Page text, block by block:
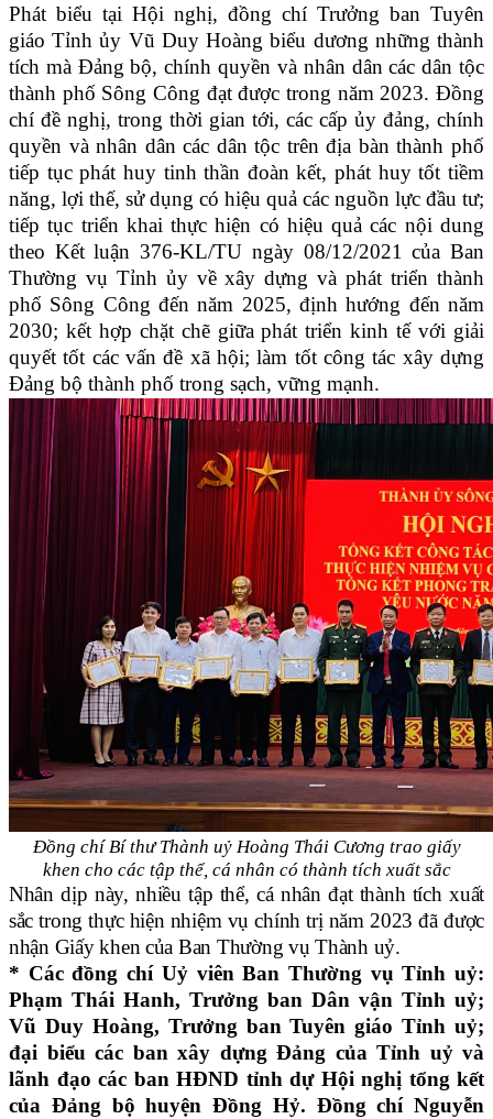
Phát biểu tại Hội nghị, đồng chí Trưởng ban Tuyên
giáo Tỉnh ủy Vũ Duy Hoàng biểu dương những thành
tích mà Đảng bộ, chính quyền và nhân dân các dân tộc
thành phố Sông Công đạt được trong năm 2023. Đồng
chí đề nghị, trong thời gian tới, các cấp ủy đảng, chính
quyền và nhân dân các dân tộc trên địa bàn thành phố
tiếp tục phát huy tinh thần đoàn kết, phát huy tốt tiềm
năng, lợi thế, sử dụng có hiệu quả các nguồn lực đầu tư;
tiếp tục triển khai thực hiện có hiệu quả các nội dung
theo Kết luận 376-KL/TU ngày 08/12/2021 của Ban
Thường vụ Tỉnh ủy về xây dựng và phát triển thành
phố Sông Công đến năm 2025, định hướng đến năm
2030; kết hợp chặt chẽ giữa phát triển kinh tế với giải
quyết tốt các vấn đề xã hội; làm tốt công tác xây dựng
Đảng bộ thành phố trong sạch, vững mạnh.
Đồng chí Bí thư Thành uỷ Hoàng Thái Cương trao giấy
khen cho các tập thể, cá nhân có thành tích xuất sắc
Nhân dịp này, nhiều tập thể, cá nhân đạt thành tích xuất
sắc trong thực hiện nhiệm vụ chính trị năm 2023 đã được
nhận Giấy khen của Ban Thường vụ Thành uỷ.
* Các đồng chí Uỷ viên Ban Thường vụ Tỉnh uỷ:
Phạm Thái Hanh, Trưởng ban Dân vận Tỉnh uỷ;
Vũ Duy Hoàng, Trưởng ban Tuyên giáo Tỉnh uỷ;
đại biểu các ban xây dựng Đảng của Tỉnh uỷ và
lãnh đạo các ban HĐND tỉnh dự Hội nghị tổng kết
của Đảng bộ huyện Đồng Hỷ. Đồng chí Nguyễn